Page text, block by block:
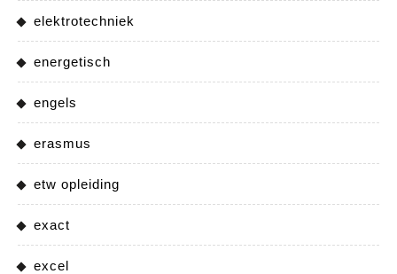
elektrotechniek
energetisch
engels
erasmus
etw opleiding
exact
excel